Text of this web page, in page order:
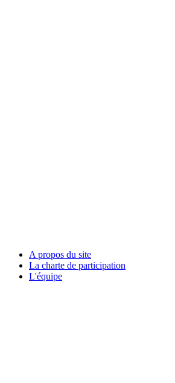
A propos du site
La charte de participation
L'équipe